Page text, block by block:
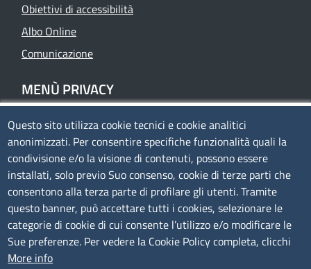
Obiettivi di accessibilità
Albo Online
Comunicazione
MENÙ PRIVACY
Privacy
Cookie policy
Note legali
Mappa del sito
Accesso riservato
SEGUICI SU
Questo sito utilizza cookie tecnici e cookie analitici
anonimizzati. Per consentire specifiche funzionalità quali la
condivisione e/o la visione di contenuti, possono essere
installati, solo previo Suo consenso, cookie di terze parti che
consentono alla terza parte di profilare gli utenti. Tramite
questo banner, può accettare tutti i cookies, selezionare le
categorie di cookie di cui consente l’utilizzo e/o modificare le
Sue preferenze. Per vedere la Cookie Policy completa, clicchi
More info